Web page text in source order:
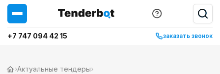
+7 747 094 42 15 заказать звонок
›Актуальные тендеры›